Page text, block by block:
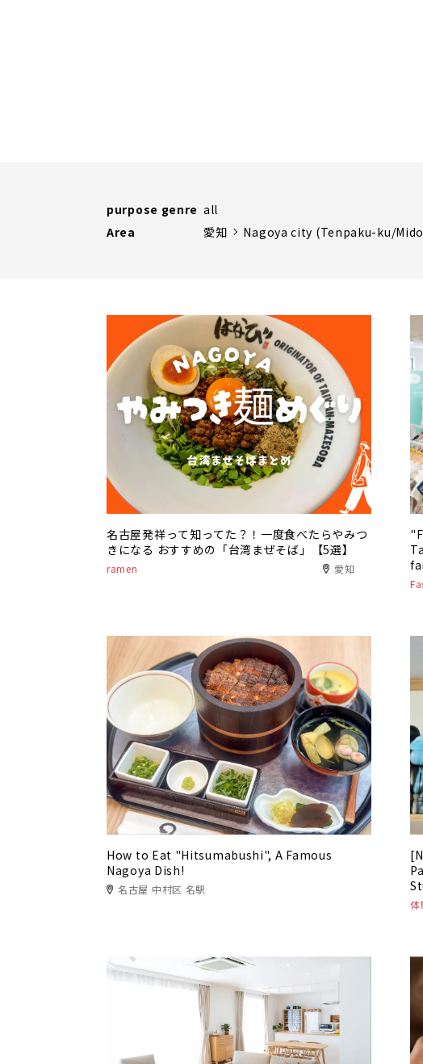
purpose genre all
Area
愛知 Nagoya city (Tenpaku-ku/
名古屋発祥って知ってた？！一度食べたらやみつ
きになる おすすめの「台湾まぜそば」【5選】
ramen 愛知
How to Eat "Hitsumabushi", A Famous
Nagoya Dish!
名古屋 中村区 名駅
体